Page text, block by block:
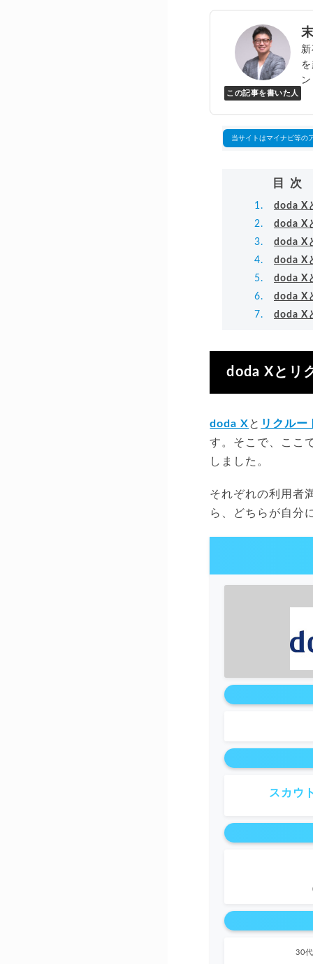
この記事を書いた人
当サイトはマイナビ等の
目次
doda X
doda X
doda X
doda X
doda X
doda X
doda X
doda Xとリ
doda Xと リクルー
す。そこで、ここ
しました。
それぞれの利用者
ら、どちらが自分
スカウ
30